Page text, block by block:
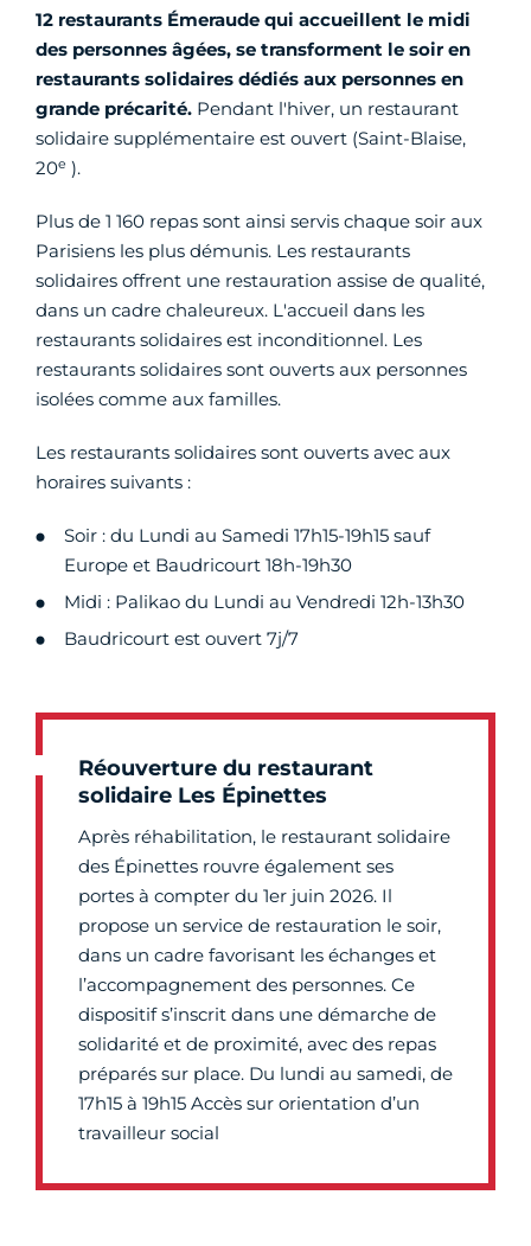
12 restaurants Émeraude qui accueillent le midi
des personnes âgées, se transforment le soir en
restaurants solidaires dédiés aux personnes en
grande précarité. Pendant l'hiver, un restaurant
solidaire supplémentaire est ouvert (Saint-Blaise,
20e ).
Plus de 1 160 repas sont ainsi servis chaque soir aux
Parisiens les plus démunis. Les restaurants
solidaires offrent une restauration assise de qualité,
dans un cadre chaleureux. L'accueil dans les
restaurants solidaires est inconditionnel. Les
restaurants solidaires sont ouverts aux personnes
isolées comme aux familles.
Les restaurants solidaires sont ouverts avec aux
horaires suivants :
Soir : du Lundi au Samedi 17h15-19h15 sauf
Europe et Baudricourt 18h-19h30
Midi : Palikao du Lundi au Vendredi 12h-13h30
Baudricourt est ouvert 7j/7
Réouverture du restaurant
solidaire Les Épinettes
Après réhabilitation, le restaurant solidaire
des Épinettes rouvre également ses
portes à compter du 1er juin 2026. Il
propose un service de restauration le soir,
dans un cadre favorisant les échanges et
l’accompagnement des personnes. Ce
dispositif s’inscrit dans une démarche de
solidarité et de proximité, avec des repas
préparés sur place. Du lundi au samedi, de
17h15 à 19h15 Accès sur orientation d’un
travailleur social